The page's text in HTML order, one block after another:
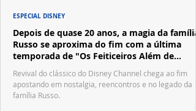
Depois de quase 20 anos, a magia da família
Russo se aproxima do fim com a última
temporada de "Os Feiticeiros Além de
Revival do clássico do Disney Channel chega ao fim
apostando em nostalgia, reencontros e no legado da
família Russo.
ESPECIAL DISNEY